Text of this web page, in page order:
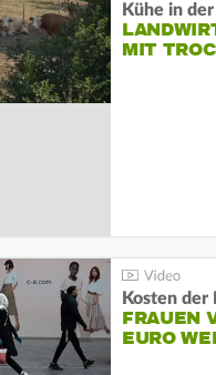
Kühe in
MIT
Kosten der
FRAUEN
EURO